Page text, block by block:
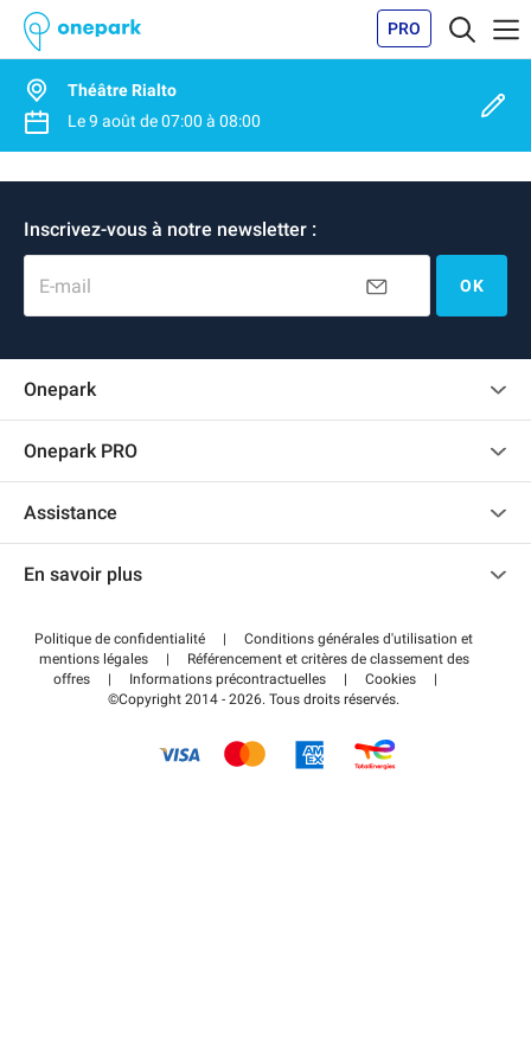
PRO
Théâtre Rialto
Le9 août de07:00 à 08:00
Inscrivez-vous à notre newsletter :
E-mail OK
Onepark
Recrutement
Onepark PRO
Accéder à mon espace partenaire
Assistance
Centre d'aide
Régler votre stationnement FLOW
En savoir plus
Wiki
Guide du stationnement
Politique de confidentialité |
Conditions générales d'utilisation et
mentions légales
|
Référencement et critères de classement des
offres
| Informations précontractuelles | Cookies
|
©Copyright 2014 - 2026. Tous droits réservés.